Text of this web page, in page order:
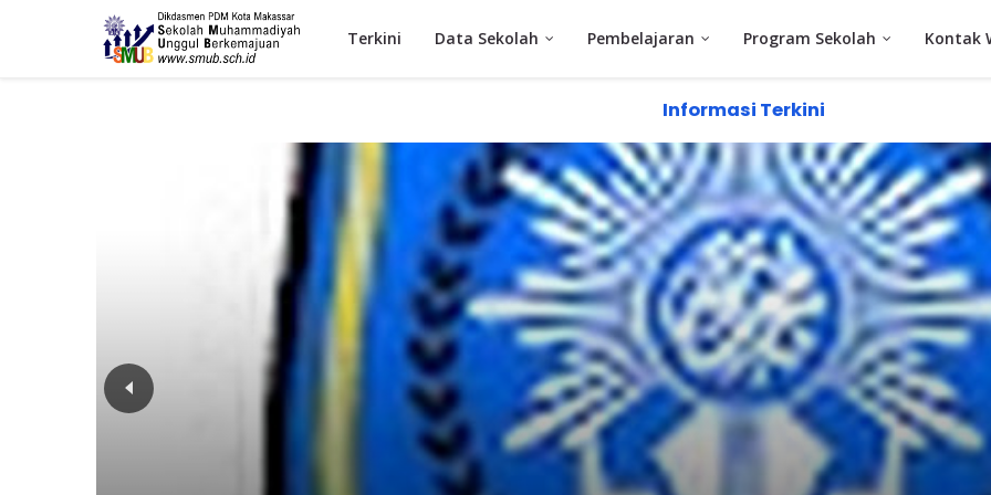
Terkini Data Sekolah Pembelajaran Program Sekolah Kontak
Informasi Terkini